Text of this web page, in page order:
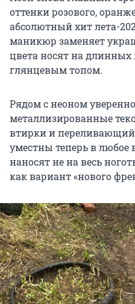
оттенки розового,
абсолютный хит лета-
маникюр заменяет
цвета носят на
глянцевым топом.
Рядом с неоном
металлизированные
втирки и
уместны теперь в любое
наносят не на весь
как вариант «нового